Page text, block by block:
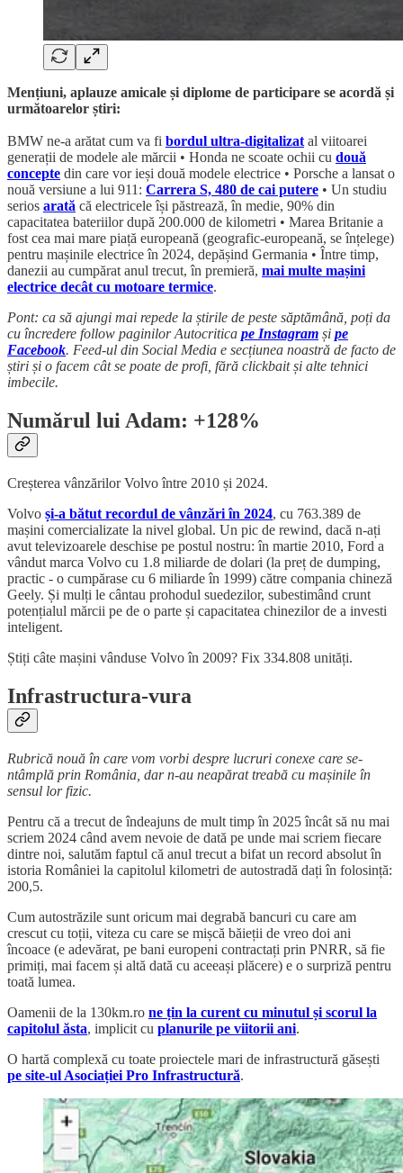
Mențiuni, aplauze amicale și diplome de participare se acordă și
următoarelor știri:
BMW ne-a arătat cum va fi bordul ultra-digitalizatal viitoarei
generații de modele ale mărcii • Honda ne scoate ochii cu două
concepte din care vor ieși două modele electrice • Porsche a lansat o
nouă versiune a lui 911: Carrera S, 480 de cai putere • Un studiu
serios arată că electricele își păstrează, în medie, 90% din
capacitatea bateriilor după 200.000 de kilometri • Marea Britanie a
fost cea mai mare piață europeană (geografic-europeană, se înțelege)
pentru mașinile electrice în 2024, depășind Germania • Între timp,
danezii au cumpărat anul trecut, în premieră, mai multe mașini
electrice decât cu motoare termice.
Pont: ca să ajungi mai repede la știrile de peste săptămână, poți da
cu încredere follow paginilor Autocritica pe Instagram și pe
Facebook. Feed-ul din Social Media e secțiunea noastră de facto de
știri și o facem cât se poate de profi, fără clickbait și alte tehnici
imbecile.
Numărul lui Adam: +128%
Creșterea vânzărilor Volvo între 2010 și 2024.
Volvo și-a bătut recordul de vânzări în 2024, cu 763.389 de
mașini comercializate la nivel global. Un pic de rewind, dacă n-ați
avut televizoarele deschise pe postul nostru: în martie 2010, Ford a
vândut marca Volvo cu 1.8 miliarde de dolari (la preț de dumping,
practic - o cumpărase cu 6 miliarde în 1999) către compania chineză
Geely. Și mulți le cântau prohodul suedezilor, subestimând crunt
potențialul mărcii pe de o parte și capacitatea chinezilor de a investi
inteligent.
Știți câte mașini vânduse Volvo în 2009? Fix 334.808 unități.
Infrastructura-vura
Rubrică nouă în care vom vorbi despre lucruri conexe care se-
ntâmplă prin România, dar n-au neapărat treabă cu mașinile în
sensul lor fizic.
Pentru că a trecut de îndeajuns de mult timp în 2025 încât să nu mai
scriem 2024 când avem nevoie de dată pe unde mai scriem fiecare
dintre noi, salutăm faptul că anul trecut a bifat un record absolut în
istoria României la capitolul kilometri de autostradă dați în folosință:
200,5.
Cum autostrăzile sunt oricum mai degrabă bancuri cu care am
crescut cu toții, viteza cu care se mișcă băieții de vreo doi ani
încoace (e adevărat, pe bani europeni contractați prin PNRR, să fie
primiți, mai facem și altă dată cu aceeași plăcere) e o surpriză pentru
toată lumea.
Oamenii de la 130km.ro ne țin la curent cu minutul și scorul la
capitolul ăsta, implicit cu planurile pe viitorii ani.
O hartă complexă cu toate proiectele mari de infrastructură găsești
pe site-ul Asociației Pro Infrastructură.